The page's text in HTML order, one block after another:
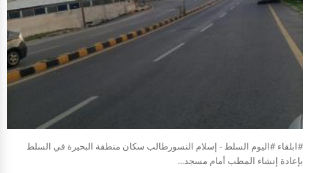
#ابلقاء #اليوم السلط - إسلام النسورطالب سكان منطقة البحيرة في السلط
بإعادة إنشاء المطب أمام مسجد...